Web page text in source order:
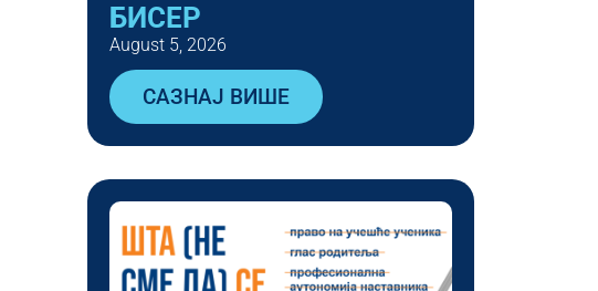
БИСЕР
August 5, 2026
САЗНАЈ ВИШЕ